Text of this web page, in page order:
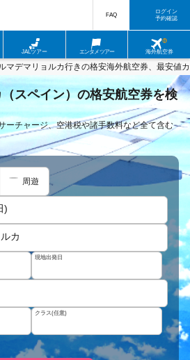
JALツアー エンタメツアー 海外航空券
FAQ
ログイン
予約確認
マデマリョルカ行きの格安海外航空券、最安値
スペイン）の格安航空券を検
ーチャージ、空港税や諸手数料など全て含む
周遊
)
カ
現地出発日
クラス(任意)